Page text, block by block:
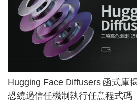
Hugging Face Diffusers 函式庫
恐繞過信任機制執行任意程式碼